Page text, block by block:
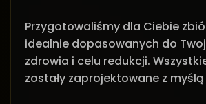
Przygotowaliśmy dla Ciebie
idealnie dopasowanych do
zdrowia i celu redukcji.
zostały zaprojektowane z myślą